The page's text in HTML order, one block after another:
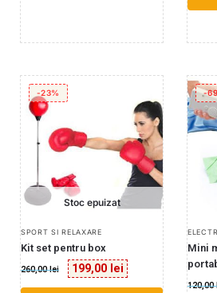
-23%
Stoc epuizat
SPORT SI RELAXARE
Kit set pentru box
260,00lei 199,00 lei
-
Mini
120,00